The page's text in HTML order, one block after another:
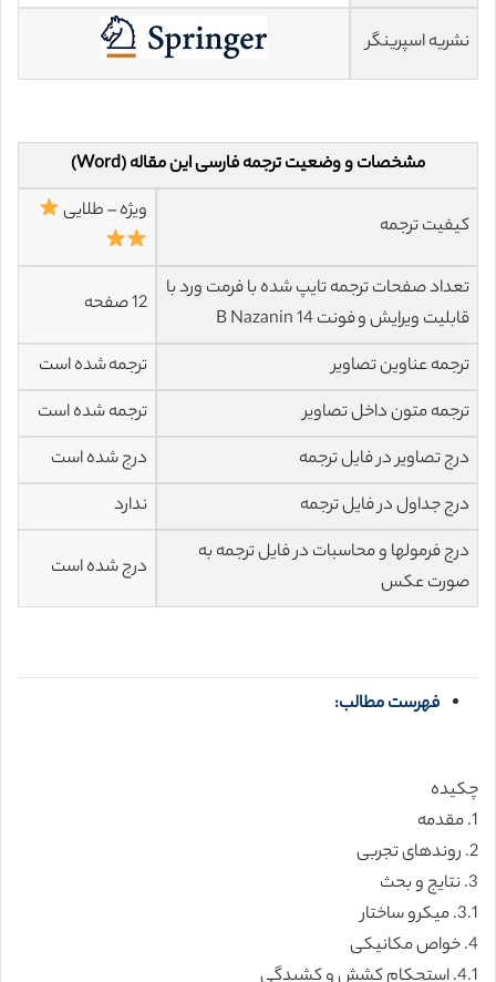
نشریه اسپرینگر
مشخصات و وضعیت ترجمه فارسی این مقاله (Word)
کیفیت ترجمه
ویژه – طلایی
تعداد صفحات ترجمه تایپ شده با فرمت ورد با
قابلیت ویرایش و فونت 14 B Nazanin
12 صفحه
ترجمه عناوین تصاویر
ترجمه شده است
ترجمه متون داخل تصاویر
ترجمه شده است
درج تصاویر در فایل ترجمه
درج شده است
درج جداول در فایل ترجمه
ندارد
درج فرمولها و محاسبات در فایل ترجمه به
صورت عکس
درج شده است
فهرست مطالب:
چکیده
1. مقدمه
2. روندهای تجربی
3. نتایج و بحث
3.1. میکرو ساختار
4. خواص مکانیکی